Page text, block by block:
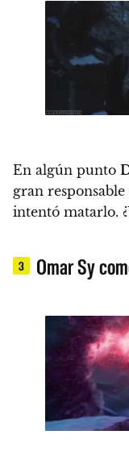
En algún punto
gran
intentó matarlo.
3 Omar Sy